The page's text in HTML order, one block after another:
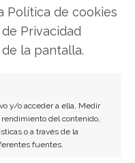
Política de cookies
Privacidad
la pantalla.
y/o acceder a ella, Medir
del contenido,
o a través de la
fuentes.